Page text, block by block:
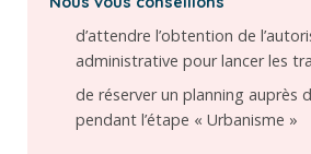
d’attendre l’obtention de
administrative pour lancer les
de réserver un planning auprès
pendant l’étape « Urbanisme »